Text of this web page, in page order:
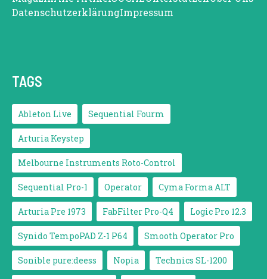
DatenschutzerklärungImpressum
TAGS
Ableton Live Sequential Fourm
Arturia Keystep
Melbourne Instruments Roto-Control
Sequential Pro-1 Operator Cyma Forma ALT
Arturia Pre 1973 FabFilter Pro-Q4 Logic Pro 12.3
Synido TempoPAD Z-1 P64 Smooth Operator Pro
Sonible pure:deess Nopia Technics SL-1200